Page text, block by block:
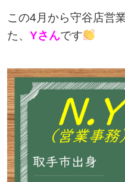
この4月から守谷店営
た、 Yさんです